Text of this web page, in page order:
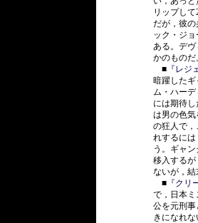
リップし
だが，彼
ック・ジ
ある。デ
かのものだ
■ 『レ
暗躍した
ム・ハー
には期待
は男の色気
の狂人で
れするに
う。ギャ
移入する
ないが，結
■ 『ク
で，日本
公を元刑
きになれ